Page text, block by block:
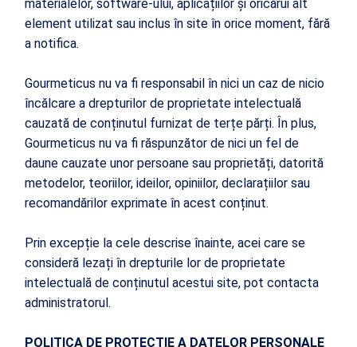
materialelor, software-ului, aplicațiilor și oricărui alt
element utilizat sau inclus în site în orice moment, fără
a notifica.
Gourmeticus nu va fi responsabil în nici un caz de nicio
încălcare a drepturilor de proprietate intelectuală
cauzată de conținutul furnizat de terțe părți. În plus,
Gourmeticus nu va fi răspunzător de nici un fel de
daune cauzate unor persoane sau proprietăți, datorită
metodelor, teoriilor, ideilor, opiniilor, declarațiilor sau
recomandărilor exprimate în acest conținut.
Prin excepție la cele descrise înainte, acei care se
consideră lezați în drepturile lor de proprietate
intelectuală de conținutul acestui site, pot contacta
administratorul.
POLITICA DE PROTECȚIE A DATELOR PERSONALE